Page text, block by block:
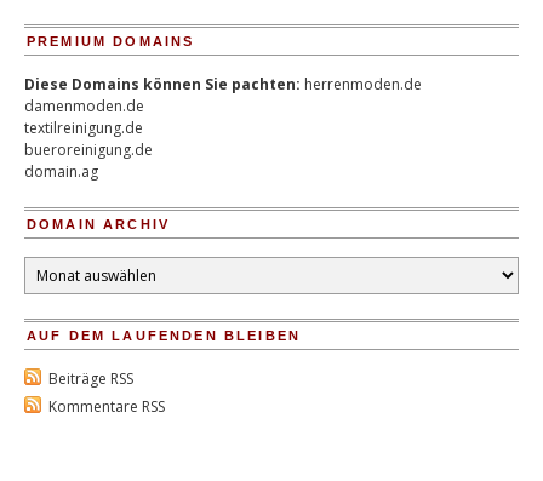
PREMIUM DOMAINS
Diese Domains können Sie pachten: herrenmoden.de
damenmoden.de
textilreinigung.de
bueroreinigung.de
domain.ag
DOMAIN ARCHIV
Domain
Archiv
AUF DEM LAUFENDEN BLEIBEN
Beiträge RSS
Kommentare RSS